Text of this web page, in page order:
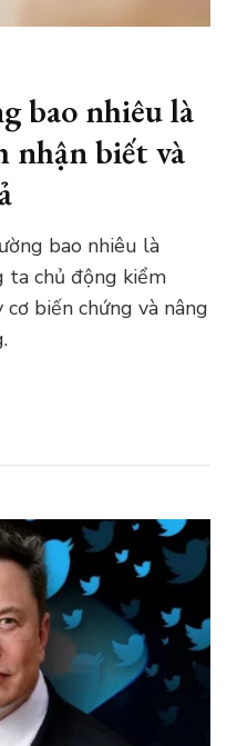
bao nhiêu là
nhận biết và
bao nhiêu là
ta chủ động kiểm
biến chứng và nâng